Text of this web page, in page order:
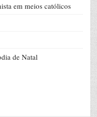
em meios católicos
de Natal